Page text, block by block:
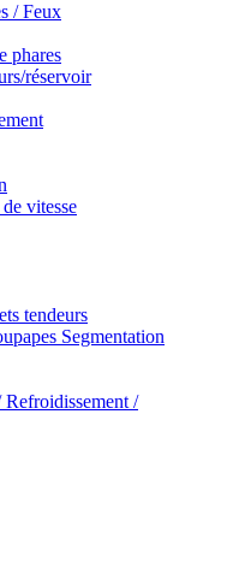
/ Feux
phares
réservoir
vitesse
tendeurs
Segmentation
Refroidissement /